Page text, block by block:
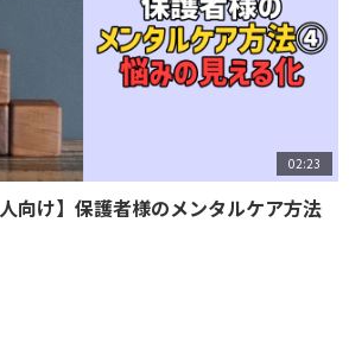
02:23
向け】保護者様のメンタルケア方法